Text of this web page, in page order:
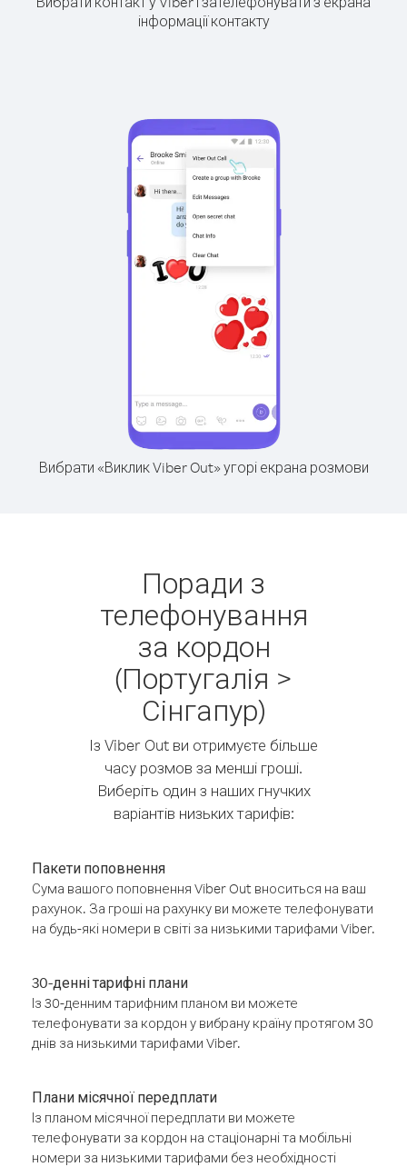
інформації контакту
Вибрати «Виклик Viber Out» угорі екрана розмови
Поради з
телефонування
за кордон
(Португалія >
Сінгапур)
Із Viber Out ви отримуєте більше
часу розмов за менші гроші.
Виберіть один з наших гнучких
варіантів низьких тарифів:
Пакети поповнення
Сума вашого поповнення Viber Out вноситься на ваш
рахунок. За гроші на рахунку ви можете телефонувати
на будь-які номери в світі за низькими тарифами Viber.
30-денні тарифні плани
Із 30-денним тарифним планом ви можете
телефонувати за кордон у вибрану країну протягом 30
днів за низькими тарифами Viber.
Плани місячної передплати
Із планом місячної передплати ви можете
телефонувати за кордон на стаціонарні та мобільні
номери за низькими тарифами без необхідності